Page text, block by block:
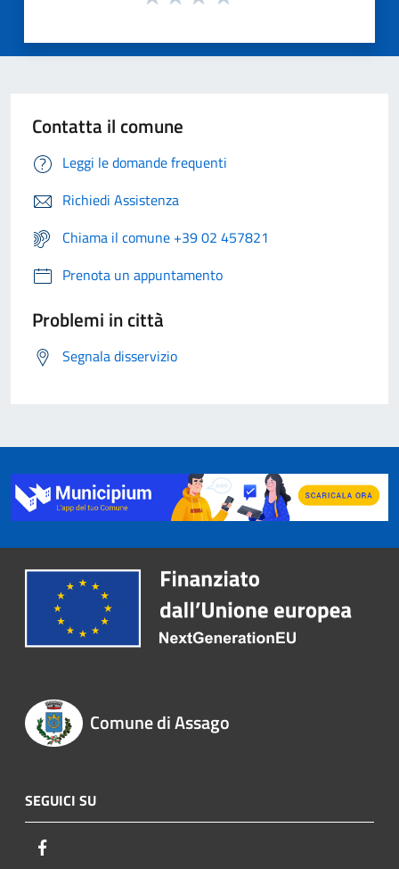
Contatta il comune
Leggi le domande frequenti
Richiedi Assistenza
Chiama il comune +39 02 457821
Prenota un appuntamento
Problemi in città
Segnala disservizio
Comune di Assago
SEGUICI SU